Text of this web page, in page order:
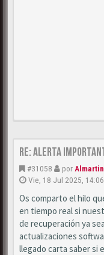
Re: Alerta
#31058 por Almartin
Vie, 18 Jul 2025, 14:06
Os comparto el hilo
en tiempo real si
de recuperación ya
actualizaciones
llegado carta saber si